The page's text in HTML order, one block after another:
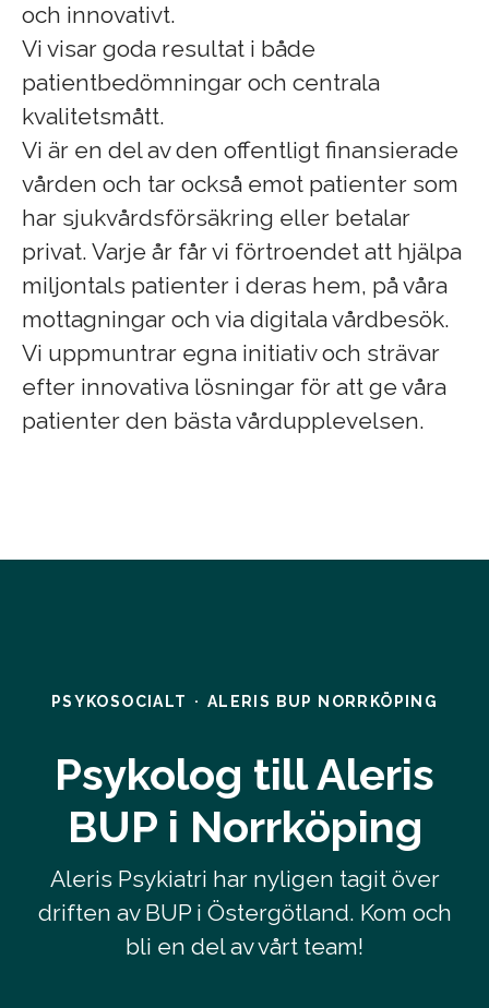
och innovativt.
Vi visar goda resultat i både
patientbedömningar och centrala
kvalitetsmått.
Vi är en del av den offentligt finansierade
vården och tar också emot patienter som
har sjukvårdsförsäkring eller betalar
privat. Varje år får vi förtroendet att hjälpa
miljontals patienter i deras hem, på våra
mottagningar och via digitala vårdbesök.
Vi uppmuntrar egna initiativ och strävar
efter innovativa lösningar för att ge våra
patienter den bästa vårdupplevelsen.
PSYKOSOCIALT · ALERIS BUP NORRKÖPING
Psykolog till Aleris
BUP i Norrköping
Aleris Psykiatri har nyligen tagit över
driften av BUP i Östergötland. Kom och
bli en del av vårt team!